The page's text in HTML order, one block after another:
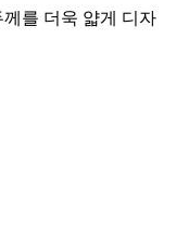
를 더욱 얇게 디자